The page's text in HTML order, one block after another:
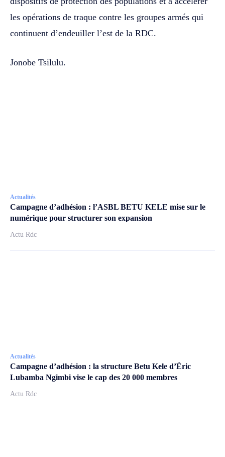
les opérations de traque contre les groupes armés qui
continuent d’endeuiller l’est de la RDC.
Jonobe Tsilulu.
Actualités
Campagne d’adhésion : l’ASBL BETU KELE mise sur le
numérique pour structurer son expansion
Actu Rdc
Actualités
Campagne d’adhésion : la structure Betu Kele d’Éric
Lubamba Ngimbi vise le cap des 20 000 membres
Actu Rdc